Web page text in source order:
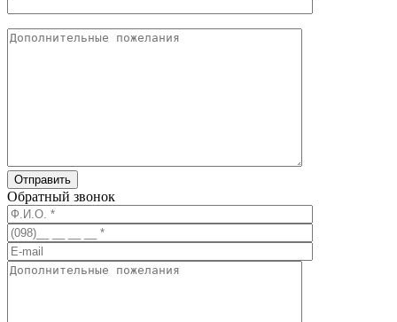
Обратный звонок